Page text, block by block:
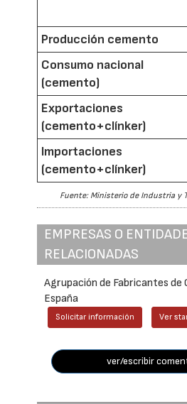
Producción cemento
Consumo nacional
(cemento)
Exportaciones
(cemento+clínker)
Importaciones
(cemento+clínker)
Fuente: Ministerio de Industria y
EMPRESAS O
RELACIONADAS
Agrupación de Fabricantes de
España
Solicitar información Ver
ver/escribir